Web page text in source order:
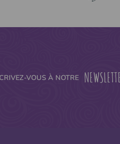
VOUS À NOTRE